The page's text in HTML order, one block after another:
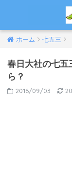
ホーム 七五三
春日大社の七五
ら？
2016/09/03